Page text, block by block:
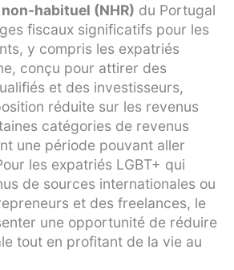
habituel (NHR) du Portugal
fiscaux significatifs pour les
y compris les expatriés
conçu pour attirer des
et des investisseurs,
réduite sur les revenus
catégories de revenus
une période pouvant aller
les expatriés LGBT+ qui
de sources internationales ou
et des freelances, le
une opportunité de réduire
tout en profitant de la vie au